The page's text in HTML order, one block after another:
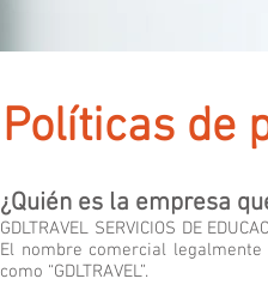
Políticas de
¿Quién es la empresa
GDLTRAVEL SERVICIOS DE
El nombre comercial
como “GDLTRAVEL”.